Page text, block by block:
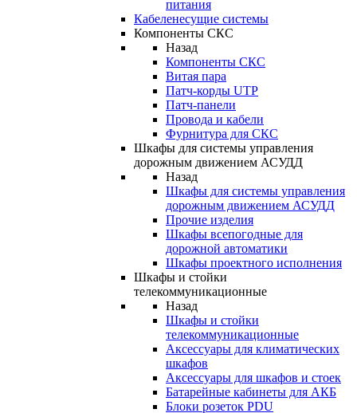
питания
Кабеленесущие системы
Компоненты СКС
Назад
Компоненты СКС
Витая пара
Патч-корды UTP
Патч-панели
Провода и кабели
Фурнитура для СКС
Шкафы для системы управления
дорожным движением АСУДД
Назад
Шкафы для системы управления
дорожным движением АСУДД
Прочие изделия
Шкафы всепогодные для
дорожной автоматики
Шкафы проектного исполнения
Шкафы и стойки
телекоммуникационные
Назад
Шкафы и стойки
телекоммуникационные
Аксессуары для климатических
шкафов
Аксессуары для шкафов и стоек
Батарейные кабинеты для АКБ
Блоки розеток PDU